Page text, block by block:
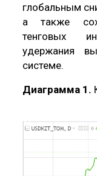
глобальным
а также
тенговых
удержания
системе.
Диаграмма 1.